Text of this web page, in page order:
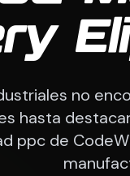
no
hasta
ppc de